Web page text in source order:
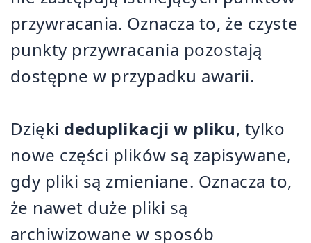
przywracania. Oznacza to, że czyste
punkty przywracania pozostają
dostępne w przypadku awarii.
Dzięki deduplikacji w pliku, tylko
nowe części plików są zapisywane,
gdy pliki są zmieniane. Oznacza to,
że nawet duże pliki są
archiwizowane w sposób